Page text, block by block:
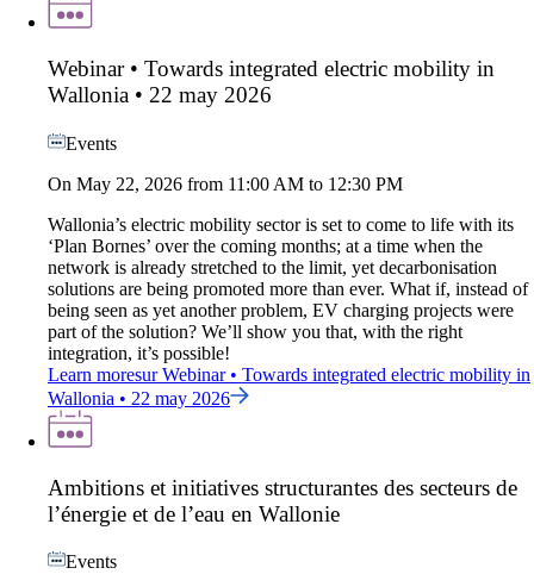
Webinar • Towards integrated electric mobility in
Wallonia • 22 may 2026
Events
On May 22, 2026 from 11:00 AM to 12:30 PM
Wallonia’s electric mobility sector is set to come to life with its
‘Plan Bornes’ over the coming months; at a time when the
network is already stretched to the limit, yet decarbonisation
solutions are being promoted more than ever. What if, instead of
being seen as yet another problem, EV charging projects were
part of the solution? We’ll show you that, with the right
integration, it’s possible!
Learn moresurWebinar • Towards integrated electric mobility in
Wallonia • 22 may 2026
Ambitions et initiatives structurantes des secteurs de
l’énergie et de l’eau en Wallonie
Events